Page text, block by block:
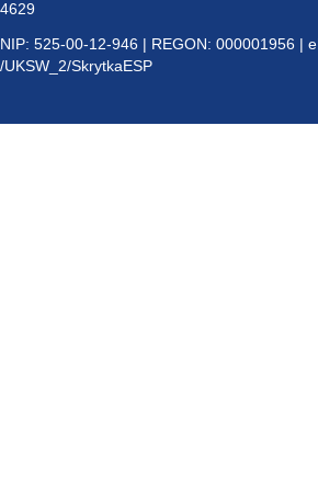
4629
NIP: 525-00-12-946 | REGON: 000001956 |
/UKSW_2/SkrytkaESP